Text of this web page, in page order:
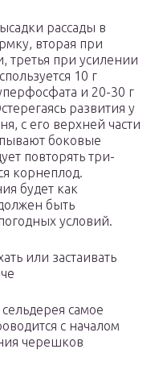
рассады в
вторая при
третья при усилении
10 г
и 20-30 г
развития у
с его верхней части
боковые
повторять три-
корнеплод.
будет как
быть
условий.
или застаивать
самое
с началом
черешков